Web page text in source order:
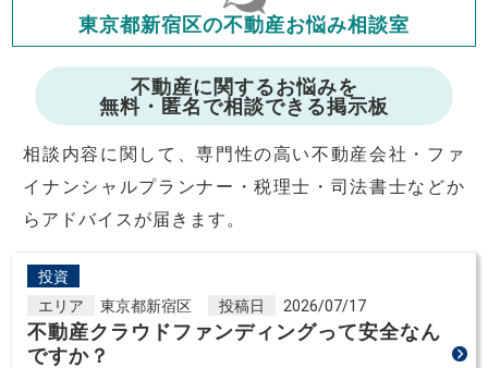
会員マイページでは
修繕費・管理費の計算もできます
東京都新宿区の不動産お悩み相談室
不動産に関するお悩みを
無料・匿名で相談できる掲示板
相談内容に関して、専門性の高い不動産会社・ファ
イナンシャルプランナー・税理士・司法書士などか
らアドバイスが届きます。
投資
エリア
東京都新宿区 投稿日 2026/07/17
不動産クラウドファンディングって安全なん
ですか？